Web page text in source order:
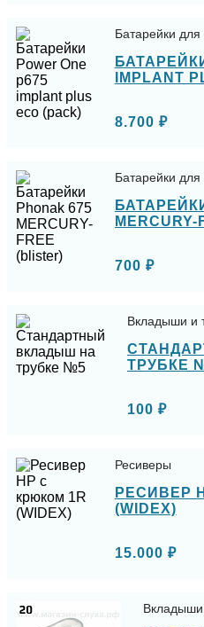
Батарейки
IMPLANT
8.700 ₽
Батарейки
700 ₽
Вкладыши и
ТРУБКЕ
100 ₽
Ресиверы
РЕСИВЕР
(WIDEX)
15.000 ₽
Вкладыши